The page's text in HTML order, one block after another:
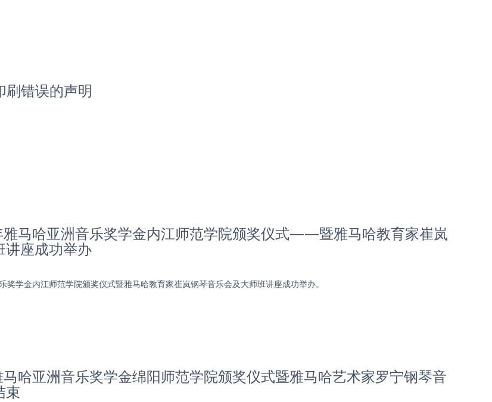
刷错误的声明
雅马哈亚洲音乐奖学金内江师范学院颁奖仪式——暨雅马哈教育家崔岚
讲座成功举办
奖学金内江师范学院颁奖仪式暨雅马哈教育家崔岚钢琴音乐会及大师班讲座成功举办。
马哈亚洲音乐奖学金绵阳师范学院颁奖仪式暨雅马哈艺术家罗宁钢琴音
束